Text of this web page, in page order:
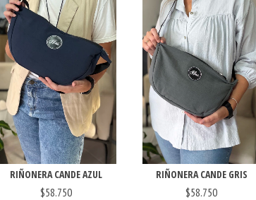
RIÑONERA CANDE AZUL
$58.750
RIÑONERA CANDE GRIS
$58.750